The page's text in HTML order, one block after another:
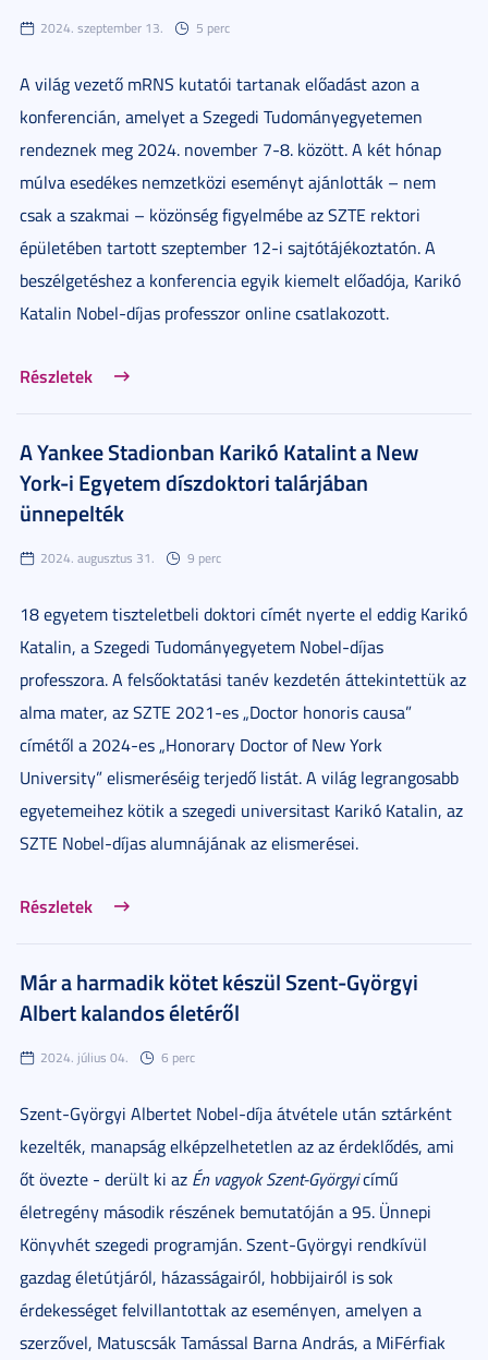
2024. szeptember 13. 5 perc
A világ vezető mRNS kutatói tartanak előadást azon a
konferencián, amelyet a Szegedi Tudományegyetemen
rendeznek meg 2024. november 7-8. között. A két hónap
múlva esedékes nemzetközi eseményt ajánlották – nem
csak a szakmai – közönség figyelmébe az SZTE rektori
épületében tartott szeptember 12-i sajtótájékoztatón. A
beszélgetéshez a konferencia egyik kiemelt előadója, Karikó
Katalin Nobel-díjas professzor online csatlakozott.
Részletek
A Yankee Stadionban Karikó Katalint a New
York-i Egyetem díszdoktori talárjában
ünnepelték
2024. augusztus 31. 9 perc
18 egyetem tiszteletbeli doktori címét nyerte el eddig Karikó
Katalin, a Szegedi Tudományegyetem Nobel-díjas
professzora. A felsőoktatási tanév kezdetén áttekintettük az
alma mater, az SZTE 2021-es „Doctor honoris causa”
címétől a 2024-es „Honorary Doctor of New York
University” elismeréséig terjedő listát. A világ legrangosabb
egyetemeihez kötik a szegedi universitast Karikó Katalin, az
SZTE Nobel-díjas alumnájának az elismerései.
Részletek
Már a harmadik kötet készül Szent-Györgyi
Albert kalandos életéről
2024. július 04. 6 perc
Szent-Györgyi Albertet Nobel-díja átvétele után sztárként
kezelték, manapság elképzelhetetlen az az érdeklődés, ami
őt övezte - derült ki az Én vagyok Szent-Györgyicímű
életregény második részének bemutatóján a 95. Ünnepi
Könyvhét szegedi programján. Szent-Györgyi rendkívül
gazdag életútjáról, házasságairól, hobbijairól is sok
érdekességet felvillantottak az eseményen, amelyen a
szerzővel, Matuscsák Tamással Barna András, a MiFérfiak